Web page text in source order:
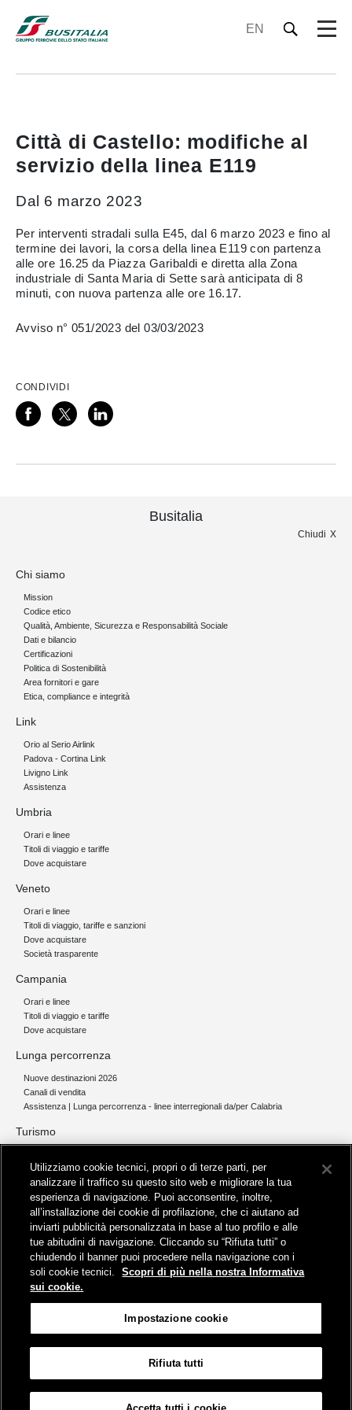
EN
Città di Castello: modifiche al
servizio della linea E119
Dal 6 marzo 2023
Per interventi stradali sulla E45, dal 6 marzo 2023 e fino al
termine dei lavori, la corsa della linea E119 con partenza
alle ore 16.25 da Piazza Garibaldi e diretta alla Zona
industriale di Santa Maria di Sette sarà anticipata di 8
minuti, con nuova partenza alle ore 16.17.
Avviso n° 051/2023 del 03/03/2023
CONDIVIDI
Busitalia
Chiudi
Chi siamo
Mission
Codice etico
Qualità, Ambiente, Sicurezza e Responsabilità Sociale
Dati e bilancio
Certificazioni
Politica di Sostenibilità
Area fornitori e gare
Etica, compliance e integrità
Link
Orio al Serio Airlink
Padova - Cortina Link
Livigno Link
Assistenza
Umbria
Orari e linee
Titoli di viaggio e tariffe
Dove acquistare
Veneto
Orari e linee
Titoli di viaggio, tariffe e sanzioni
Dove acquistare
Società trasparente
Campania
Orari e linee
Titoli di viaggio e tariffe
Dove acquistare
Lunga percorrenza
Nuove destinazioni 2026
Canali di vendita
Assistenza | Lunga percorrenza - linee interregionali da/per Calabria
Turismo
Servizi per aeroporti
Servizi di noleggio con conducente
Servizio di navigazione sul Lago Trasimeno
News e comunicati stampa
Comunicati stampa
Busitalia – Sita Nord
, Gruppo FS Italiane, è attiva nei servizi di
trasporto locale in Italia ed all'estero, che gestisce direttamente o
attraverso società controllate.
Viale Fratelli Rosselli, 80 - 50123 Firenze
Utilizziamo cookie tecnici, propri o di terze parti, per
analizzare il traffico su questo sito web e migliorare la tua
esperienza di navigazione. Puoi acconsentire, inoltre,
all’installazione dei cookie di profilazione, che ci aiutano ad
inviarti pubblicità personalizzata in base al tuo profilo e alle
tue abitudini di navigazione. Cliccando su “Rifiuta tutti” o
chiudendo il banner puoi procedere nella navigazione con i
soli cookie tecnici.
Scopri di più nella nostra Informativa
sui cookie.
Impostazione cookie
Rifiuta tutti